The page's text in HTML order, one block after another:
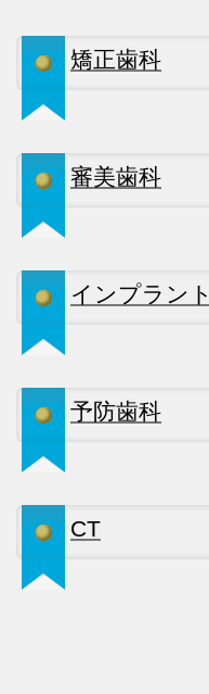
矯正歯科
審美歯科
インプラント
予防歯科
CT